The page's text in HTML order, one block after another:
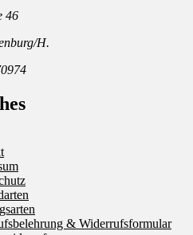
46
H.
& Widerrufsformular